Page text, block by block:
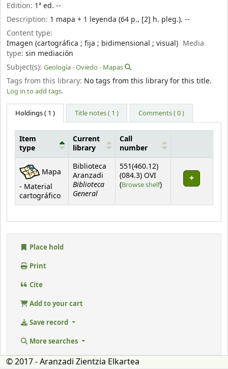
Edition: 1ª ed. --
Description: 1 mapa + 1 leyenda (64 p., [2] h. pleg.). --
Content type:
Imagen (cartográfica ; fija ; bidimensional ; visual) Media
type: sin mediación
Subject(s): Geología - Oviedo - Mapas
Tags from this library: No tags from this library for this title.
Log in to add tags.
Holdings( 1 ) Title notes ( 1 ) Comments ( 0 )
Holdings
Item
type
Current
library
Call
number
Mapa
- Material
cartográfico
Biblioteca
Aranzadi
Biblioteca
General
551(460.12)
(084.3) OVI
(Browse shelf(Opens below)
)
Place hold
Print
Cite
Add to your cart
Save record
More searches
© 2017 - Aranzadi Zientzia Elkartea